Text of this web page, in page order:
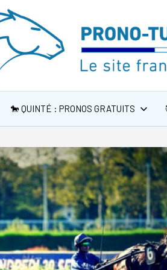
🐎 QUINTÉ : PRONOS GRATUITS